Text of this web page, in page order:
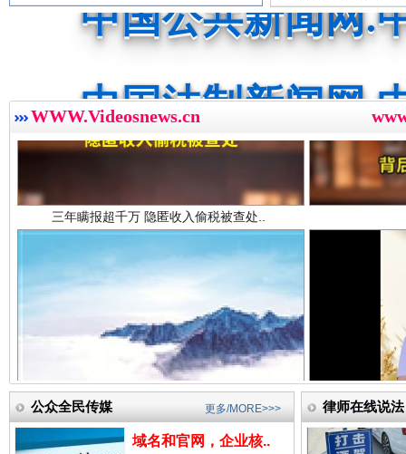
数据
中国法制新闻网.
中国法治新闻网.
中国法院新闻网.
中国检察新闻网.
中国医药新闻网.
WWW.Videosnews.cn
三年瞒报超千万 隐匿收入偷税被查处..
祁连巍巍树丰碑 高回
公众全民传媒
域名和官网，企业核..
更多/MORE>>> 律师在线说法